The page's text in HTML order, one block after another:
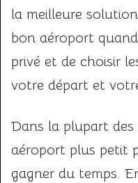
la meilleure
bon aéroport
privé et de choisir
votre départ et
Dans la plupart des
aéroport plus petit
gagner du temps.